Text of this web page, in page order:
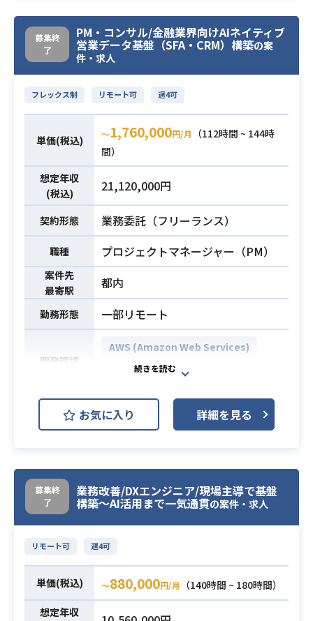
業務内容
・モデル選定・最適化（Quality/Lat
ency/Costのトレードオフ分析、比
較評価、必要に応じてFine-tuning）
・音声対話制御（音声入力処理、VA
D制御、スライド遷移との同期設計：
ック特定、仮説検証、A/Bテスト、H
uman-in-the-Loop評価設計）
必須スキル
・Pythonでの開発経験（単体テス
ト/CI/CD/保守性を意識した設計）
・LLMを用いたプロダクトをPoCで
終わらせずProduction運用・改善ま
で到達させた経験
・Agentic AI（Planning/Tool Callin
g/Multi-Agent Coordination等）の
設計〜実装〜運用経験
・品質・安定性・レイテンシ・コス
トのトレードオフを踏まえた設計・
改善経験
・障害時にプロンプト/ロジック/状態
管理など原因を構造的に切り分けら
れる問題解決力
募集終
了
PM・コンサル/金融業界向けAIネイティブ
営業データ基盤（SFA・CRM）構築の案
件・求人
フレックス制 リモート可 週4可
単価(税込) 〜1,760,000円/月
（112時間 ~ 144時
間）
想定年収
(税込)
21,120,000円
契約形態 業務委託（フリーランス）
職種 プロジェクトマネージャー（PM）
案件先
最寄駅
都内
勤務形態 一部リモート
開発環境
AWS (Amazon Web Services)
Azure
業務内容
金融業界におけるAI活用型営業デー
タ基盤の構築プロジェクトにおい
したAI活用を通したSFA/CRM・デー
タ基盤の構築を行うプロジェクトと
なります。
主な業務は以下の通りです。
・プロジェクト計画の策定、タスク
設計、推進
・As-Is / To-Be整理に向けたヒアリ
ングおよびコンサルティング
お気に入り 詳細を見る
募集終
了
業務改善/DXエンジニア/現場主導で基盤
構築〜AI活用まで一気通貫の案件・求人
リモート可 週4可
単価(税込) 〜880,000円/月
（140時間 ~ 180時間）
想定年収